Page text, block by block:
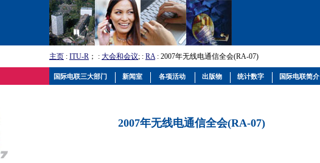
主页 : ITU-R ； : 大会和会议; : RA: 2007年无线电通信全会(RA-07)
2007年无线电通信全会(RA-07)
国际电联三大部门 新闻室 各项活动 出版物 统计数字 国际电联简介